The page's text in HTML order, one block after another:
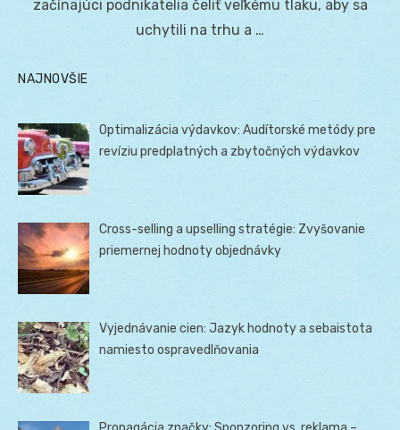
začínajúci podnikatelia čeliť veľkému tlaku, aby sa
uchytili na trhu a …
NAJNOVŠIE
Optimalizácia výdavkov: Audítorské metódy pre
revíziu predplatných a zbytočných výdavkov
Cross-selling a upselling stratégie: Zvyšovanie
priemernej hodnoty objednávky
Vyjednávanie cien: Jazyk hodnoty a sebaistota
namiesto ospravedlňovania